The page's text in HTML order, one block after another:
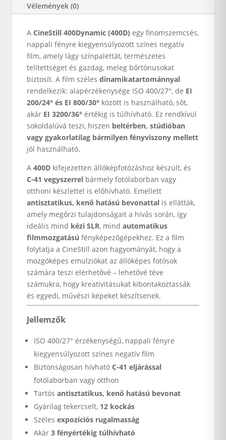
Vélemények (0)
ACineStill 400Dynamic (400D) egy finomszemcsés,
nappali fényre kiegyensúlyozott színes negatív
film, amely lágy színpalettát, természetes
telítettséget és gazdag, meleg bőrtónusokat
biztosít. A film szélesdinamikatartománnyal
rendelkezik: alapérzékenysége ISO 400/27°, de EI
200/24° és EI 800/30° között is használható, sőt,
akár EI 3200/36° értékig is túlhívható. Ez rendkívül
sokoldalúvá teszi, hiszen beltérben, stúdióban
vagy gyakorlatilag bármilyen fényviszony mellett
jól használható.
A400D kifejezetten állóképfotózáshoz készült, és
C-41 vegyszerrel bármely fotólaborban vagy
otthoni készlettel is előhívható. Emellett
antisztatikus, kenő hatású bevonattal is ellátták,
amely megőrzi tulajdonságait a hívás során, így
ideális mind kézi SLR, mindautomatikus
filmmozgatású fényképezőgépekhez. Ez a film
folytatja a CineStill azon hagyományát, hogy a
mozgóképes emulziókat az állóképes fotósok
számára teszi elérhetővé – lehetővé téve
számukra, hogy kreativitásukat kibontakoztassák
és egyedi, művészi képeket készítsenek.
Jellemzők
ISO 400/27° érzékenységű, nappali fényre
kiegyensúlyozott színes negatív film
Biztonságosan hívhatóC-41 eljárással
fotólaborban vagy otthon
Tartósantisztatikus, kenő hatású bevonat
Gyárilag tekercselt, 12 kockás
Szélesexpozíciós rugalmasság
Akár3 fényértékig túlhívható